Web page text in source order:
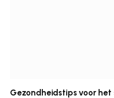
Gezondheidstips voor